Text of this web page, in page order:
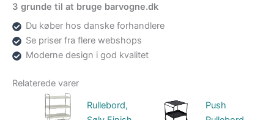
3 grunde til at bruge barvogne.dk
Du køber hos danske forhandlere
Se priser fra flere webshops
Moderne design i god kvalitet
Relaterede varer
Rullebord,
Push